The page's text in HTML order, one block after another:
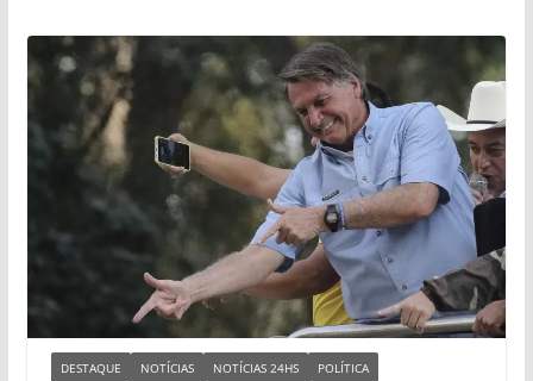
DESTAQUE NOTÍCIAS NOTÍCIAS 24HS POLÍTICA